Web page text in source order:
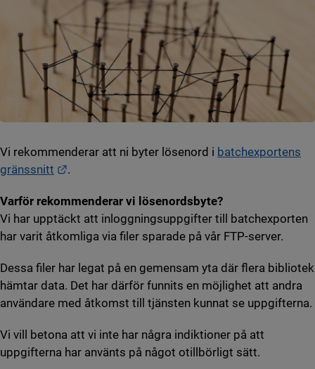
Vi rekommenderar att ni byter lösenord i batchexportens
gränssnitt
.
Varför rekommenderar vi lösenordsbyte?
Vi har upptäckt att inloggningsuppgifter till batchexporten
har varit åtkomliga via filer sparade på vår FTP-server.
Dessa filer har legat på en gemensam yta där flera bibliotek
hämtar data. Det har därför funnits en möjlighet att andra
användare med åtkomst till tjänsten kunnat se uppgifterna.
Vi vill betona att vi inte har några indiktioner på att
uppgifterna har använts på något otillbörligt sätt.